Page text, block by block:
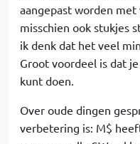
aangepast worden
misschien ook stukjes
ik denk dat het veel
Groot voordeel is dat
kunt doen.
Over oude dingen
verbetering is: M$